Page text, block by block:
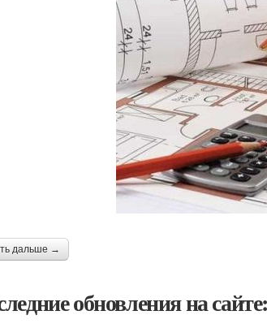
дальше →
обновления на сайте: